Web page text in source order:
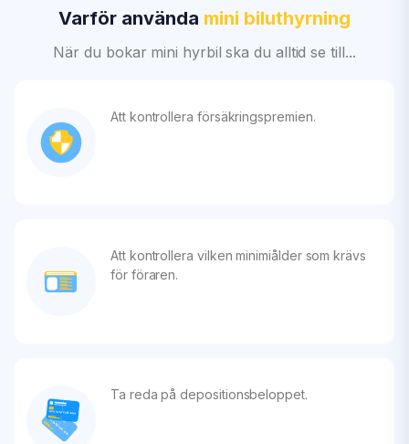
Varför använda mini biluthyrning
När du bokar mini hyrbil ska du alltid se till...
Att kontrollera försäkringspremien.
Att kontrollera vilken minimiålder som krävs
för föraren.
Ta reda på depositionsbeloppet.